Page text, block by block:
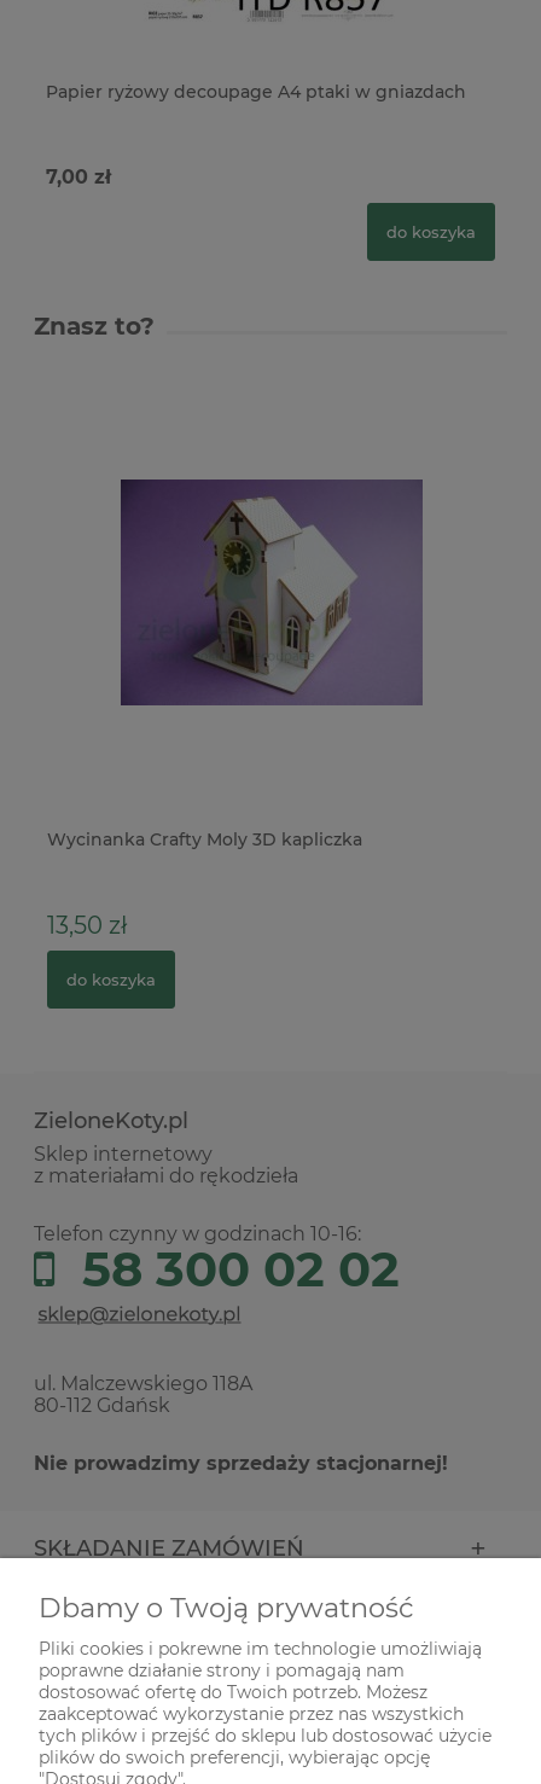
Papier ryżowy decoupage A4 ptaki w gniazdach
7,00 zł
do koszyka
Znasz to?
Wycinanka Crafty Moly 3D kapliczka
13,50 zł
do koszyka
ZieloneKoty.pl
Sklep internetowy
z materiałami do rękodzieła
Telefon czynny w godzinach 10-16:
58 300 02 02
ul. Malczewskiego 118A
80-112 Gdańsk
Nie prowadzimy sprzedaży stacjonarnej!
SKŁADANIE ZAMÓWIEŃ
INFORMACJE
ODWIEDŹ NAS NA
Dbamy o Twoją prywatność
Pliki cookies i pokrewne im technologie umożliwiają
poprawne działanie strony i pomagają nam
dostosować ofertę do Twoich potrzeb. Możesz
zaakceptować wykorzystanie przez nas wszystkich
tych plików i przejść do sklepu lub dostosować użycie
plików do swoich preferencji, wybierając opcję
"Dostosuj zgody".